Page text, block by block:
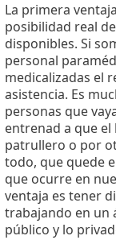
La primera
posibilidad real
disponibles. Si
personal
medicalizadas el
asistencia. Es
personas que
entrenad a que
patrullero o por
todo, que quede
que ocurre en
ventaja es tener
trabajando en un
público y lo